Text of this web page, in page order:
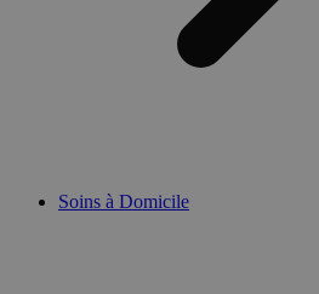
Soins à Domicile